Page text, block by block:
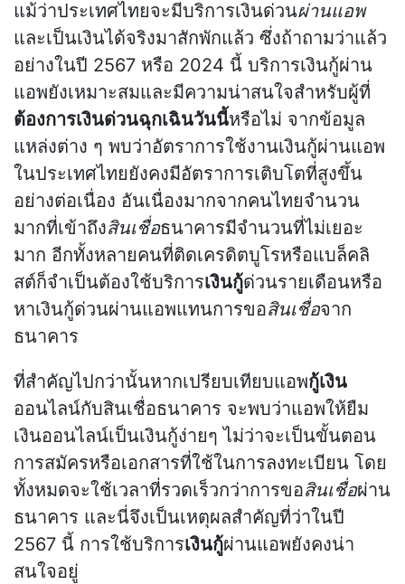
แม้ว่าประเทศไทยจะมีบริการเงินด่วนผ่านแอพ
และเป็นเงินได้จริงมาสักพักแล้ว ซึ่งถ้าถามว่าแล้ว
อย่างในปี 2567 หรือ 2024 นี้ บริการเงินกู้ผ่าน
แอพยังเหมาะสมและมีความน่าสนใจสำหรับผู้ที่
ต้องการเงินด่วนฉุกเฉินวันนี้หรือไม่ จากข้อมูล
แหล่งต่าง ๆ พบว่าอัตราการใช้งานเงินกู้ผ่านแอพ
ในประเทศไทยยังคงมีอัตราการเติบโตที่สูงขึ้น
อย่างต่อเนื่อง อันเนื่องมากจากคนไทยจำนวน
มากที่เข้าถึงสินเชื่อธนาคารมีจำนวนที่ไม่เยอะ
มาก อีกทั้งหลายคนที่ติดเครดิตบูโรหรือแบล็คลิ
สต์ก็จำเป็นต้องใช้บริการเงินกู้ด่วนรายเดือนหรือ
หาเงินกู้ด่วนผ่านแอพแทนการขอสินเชื่อจาก
ธนาคาร
ที่สำคัญไปกว่านั้นหากเปรียบเทียบแอพกู้เงิน
ออนไลน์กับสินเชื่อธนาคาร จะพบว่าแอพให้ยืม
เงินออนไลน์เป็นเงินกู้ง่ายๆ ไม่ว่าจะเป็นขั้นตอน
การสมัครหรือเอกสารที่ใช้ในการลงทะเบียน โดย
ทั้งหมดจะใช้เวลาที่รวดเร็วกว่าการขอสินเชื่อผ่าน
ธนาคาร และนี่จึงเป็นเหตุผลสำคัญที่ว่าในปี
2567 นี้ การใช้บริการเงินกู้ผ่านแอพยังคงน่า
สนใจอยู่